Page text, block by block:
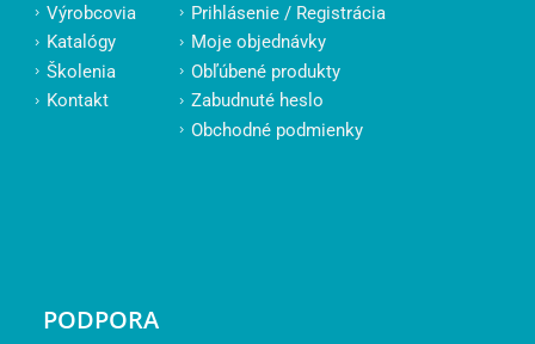
Výrobcovia
Katalógy
Školenia
Kontakt
Prihlásenie / Registrácia
Moje objednávky
Obľúbené produkty
Zabudnuté heslo
Obchodné podmienky
PODPORA